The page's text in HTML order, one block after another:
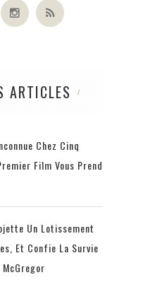
ARTICLES
Chez Cinq
Film Vous Prend
Un Lotissement
Et Confie La Survie
McGregor